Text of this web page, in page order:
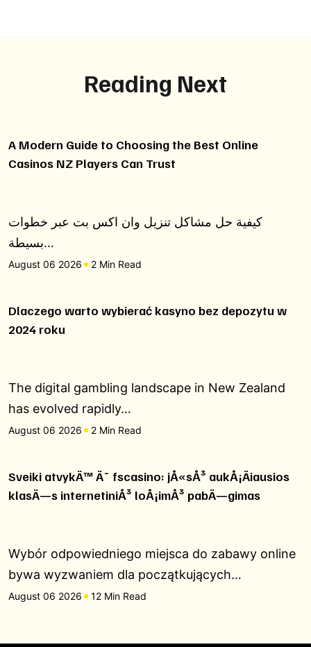
Reading Next
A Modern Guide to Choosing the Best Online
Casinos NZ Players Can Trust
كيفية حل مشاكل تنزيل وان اكس بت عبر خطوات
بسيطة…
August 06 2026 2 Min Read
Dlaczego warto wybierać kasyno bez depozytu w
2024 roku
The digital gambling landscape in New Zealand
has evolved rapidly…
August 06 2026 2 Min Read
Sveiki atvykÄ™ Ä¯ fscasino: jÅ«sÅ³ aukÅ¡Äiausios
klasÄ—s internetiniÅ³ loÅ¡imÅ³ pabÄ—gimas
Wybór odpowiedniego miejsca do zabawy online
bywa wyzwaniem dla początkujących…
August 06 2026 12 Min Read